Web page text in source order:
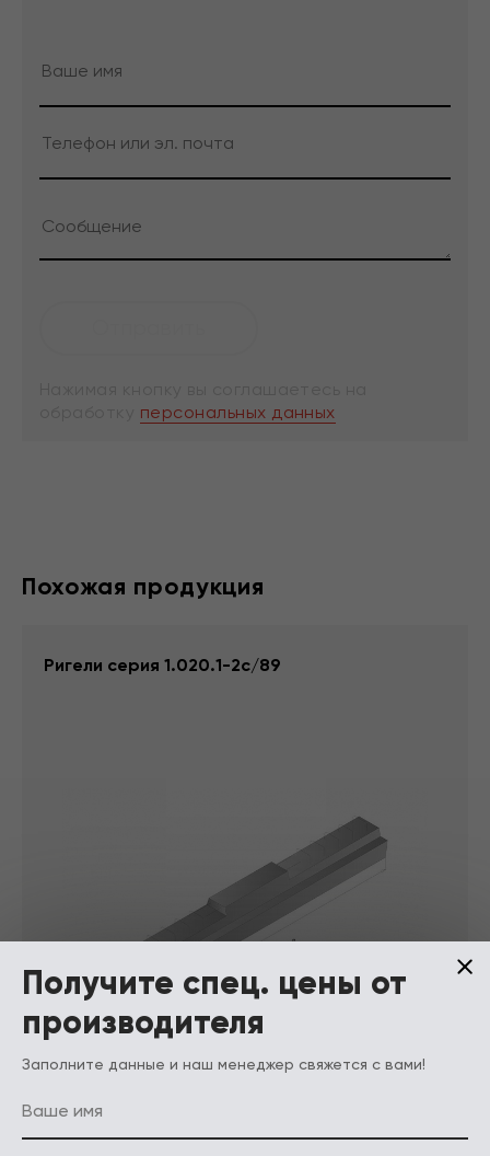
персональных данных
Похожая продукция
Ригели серия 1.020.1-2с/89
Получите спец. цены от
производителя
Заполните данные и наш менеджер свяжется с вами!